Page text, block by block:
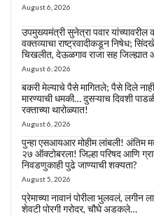
August 6, 2026
उपमुख्यमंत्री सुनेत्रा पवार यांच्यावरील
वक्तव्याचा राष्ट्रवादीकडून निषेध;
चिखलीत, देऊळगाव राजा सह
August 6, 2026
बकरी मेल्याचे पैसे मागितले; पैसे दिले
मारण्याची धमकी… दुसऱ्याच दिवशी
रक्ताच्या थारोळ्यात!
August 6, 2026
पुन्हा एसआयआर मोहीम लांबली! अंतिम
२७ ऑक्टोबरला! जिल्हा परिषद आणि
निवडणुकाही पुढे जाण्याची शक्यता?
August 5, 2026
प्रेमाच्या नावानं पोरीला भुलवलं, लगीन
शेवटी पोरगी गरोदर, चौघे अडकले…